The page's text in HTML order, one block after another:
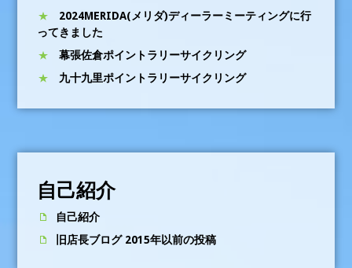
2024MERIDA(メリダ)ディーラーミーティングに行
ってきました
幕張佐倉ポイントラリーサイクリング
九十九里ポイントラリーサイクリング
自己紹介
自己紹介
旧店長ブログ 2015年以前の投稿